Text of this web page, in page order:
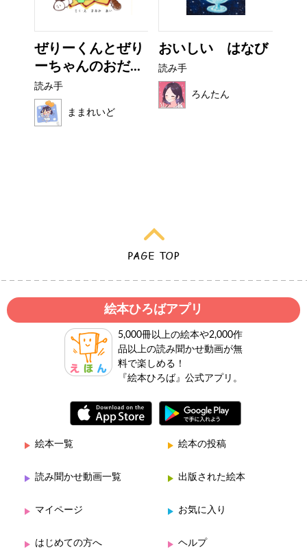
ぜりーくんとぜり
ーちゃんのおだ...
読み手
ままれいど
おいしい はなび
読み手
ろんたん
絵本ひろばアプリ
5,000冊以上の絵本や2,000作
品以上の読み聞かせ動画が無
料で楽しめる！
『絵本ひろば』公式アプリ。
絵本一覧 絵本の投稿
読み聞かせ動画一覧 出版された絵本
マイページ お気に入り
はじめての方へ ヘルプ